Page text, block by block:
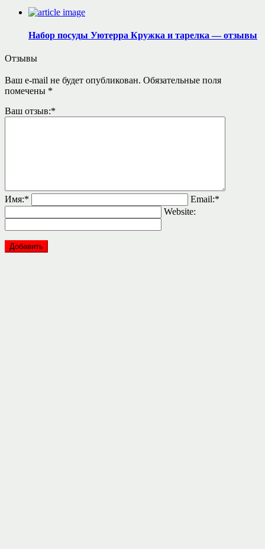
Набор посуды Уютерра Кружка и тарелка — отзывы
Отзывы
Ваш e-mail не будет опубликован. Обязательные поля
помечены *
Ваш отзыв:*
Имя:* Email:*
Website: